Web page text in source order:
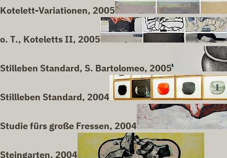
Kotelett-Variationen, 2005
o. T., Koteletts II, 2005
Stilleben Standard, S. Bartolomeo, 2005
Stillleben Standard, 2004
Studie fürs große Fressen, 2004
Steingarten, 2004